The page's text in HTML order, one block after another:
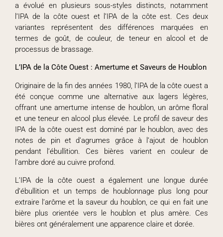
a évolué en plusieurs sous-styles distincts, notamment
l’IPA de la côte ouest et l’IPA de la côte est. Ces deux
variantes représentent des différences marquées en
termes de goût, de couleur, de teneur en alcool et de
processus de brassage.
L’IPA de la Côte Ouest : Amertume et Saveurs de Houblon
Originaire de la fin des années 1980, l’IPA de la côte ouest a
été conçue comme une alternative aux lagers légères,
offrant une amertume intense de houblon, un arôme floral
et une teneur en alcool plus élevée. Le profil de saveur des
IPA de la côte ouest est dominé par le houblon, avec des
notes de pin et d’agrumes grâce à l’ajout de houblon
pendant l’ébullition. Ces bières varient en couleur de
l’ambre doré au cuivre profond.
L’IPA de la côte ouest a également une longue durée
d’ébullition et un temps de houblonnage plus long pour
extraire l’arôme et la saveur du houblon, ce qui en fait une
bière plus orientée vers le houblon et plus amère. Ces
bières ont généralement une apparence claire et dorée.